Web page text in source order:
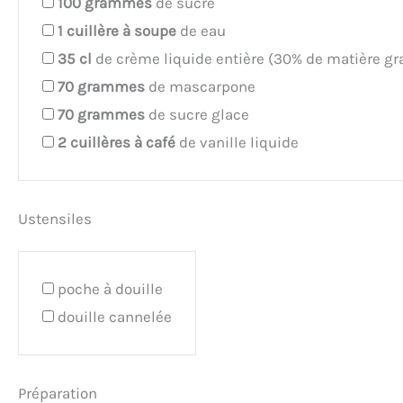
1 cuillère à soupe de eau
35 cl de crème liquide entière (30% de matière
70 grammes de mascarpone
70 grammes de sucre glace
2 cuillères à café de vanille liquide
Ustensiles
poche à douille
douille cannelée
Préparation